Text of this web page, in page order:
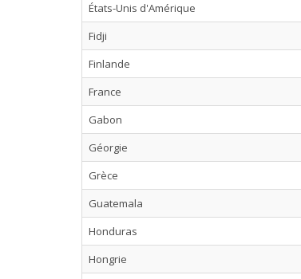
États-Unis d'Amérique
Fidji
Finlande
France
Gabon
Géorgie
Grèce
Guatemala
Honduras
Hongrie